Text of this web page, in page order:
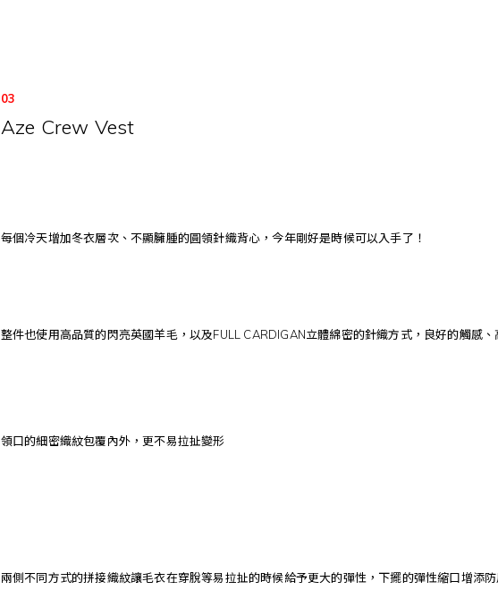
03
Aze Crew Vest
每個冷天增加冬衣層次、不顯臃腫的圓領針織背心，今年剛好是時候可以入手了！
整件也使用高品質的閃亮英國羊毛，以及FULL CARDIGAN立體綿密的針織方式，良好的觸感、
領口的細密織紋包覆內外，更不易拉扯變形
兩側不同方式的拼接織紋讓毛衣在穿脫等易拉扯的時候給予更大的彈性，下擺的彈性縮口增添防